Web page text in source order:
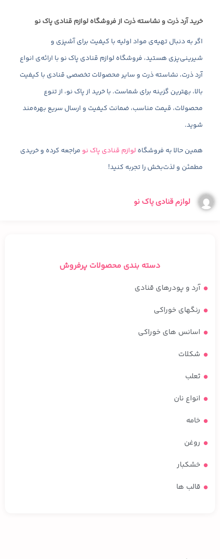
خرید آرد ذرت و نشاسته ذرت از فروشگاه لوازم قنادی پاک نو
اگر به دنبال تهیه‌ی مواد اولیه با کیفیت برای آشپزی و
شیرینی‌پزی هستید، فروشگاه لوازم قنادی پاک نو با ارائه‌ی انواع
آرد ذرت، نشاسته ذرت و سایر محصولات تخصصی قنادی با کیفیت
بالا، بهترین گزینه برای شماست. با خرید از پاک نو، از تنوع
محصولات، قیمت مناسب، ضمانت کیفیت و ارسال سریع بهره‌مند
شوید.
همین حالا به فروشگاه لوازم قنادی پاک نو مراجعه کرده و خریدی
مطمئن و لذت‌بخش را تجربه کنید!
لوازم قنادی پاک نو
دسته بندی محصولات پرفروش
آرد و پودرهای قنادی
رنگهای خوراکی
اسانس های خوراکی
شکلات
ثعلب
انواع نان
خامه
روغن
خشکبار
قالب ها